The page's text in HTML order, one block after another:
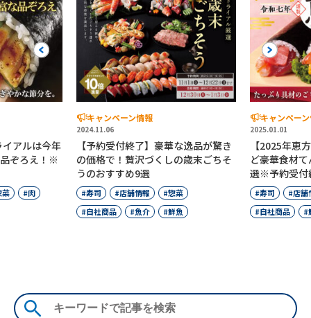
約受付終了】豪華な逸品が驚き
格で！贅沢づくしの歳末ごちそ
司 店舗情報
惣菜
鮮魚
【2025年恵方巻】中トロや国産
ど豪華食材てんこ盛り！おすすめ
寿司 惣菜
肉
自社商品
Next